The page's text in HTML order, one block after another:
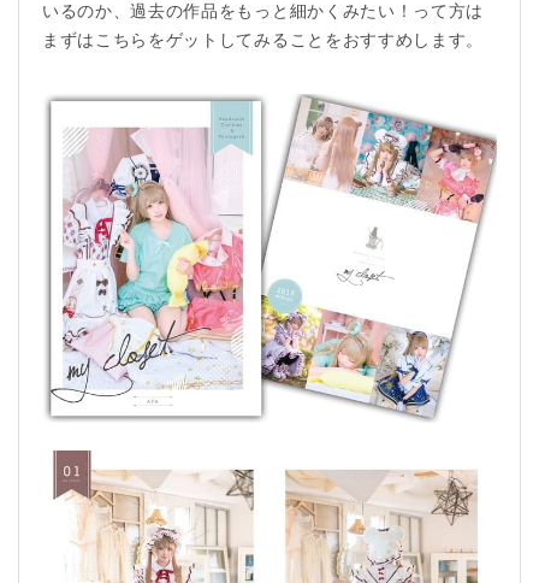
いるのか、過去の作品をもっと細かくみたい！って方は
まずはこちらをゲットしてみることをおすすめします。